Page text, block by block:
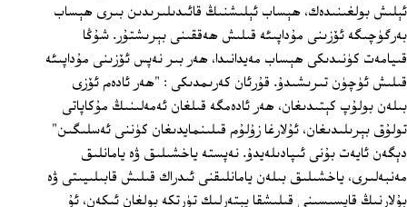
ئېلىش بولغىنىدەك، ھېساب ئېلىشنىڭ قائىدىلىرىدىن بىرى ھېساب
بەرگۈچىگە ئۆزىنى مۇداپىئە قىلىش ھەققىنى بېرىشتۇر. شۇڭا
قىيامەت كۈنىدىكى ھېساب مەيدانىدا، ھەر بىر نەپس ئۆزىنى مۇداپىئە
قىلىش ئۈچۈن تىرىشىدۇ. قۇرئان كەرىمدىكى : "ھەر ئادەم ئۆزى
بىلەن بولۇپ كېتىدىغان، ھەر ئادەمگە قىلغان ئەمەلىنىڭ مۇكاپاتى
تولۇق بېرىلىدىغان، ئۇلارغا زۇلۇم قىلىنمايدىغان كۈننى ئەسلىگىن"
دېگەن ئايەت بۇنى ئىپادىلەيدۇ. نەپستە ياخشىلىق ۋە يامانلىق
مەنبەلىرى، ياخشىلىق بىلەن يامانلىقنى ئىدراك قىلىش قابىلىيىتى ۋە
بۇلارنىڭ قايسىسىنى قىلىشقا يېتەرلىك تۈرتكە بولغان ئىكەن، ئۇ